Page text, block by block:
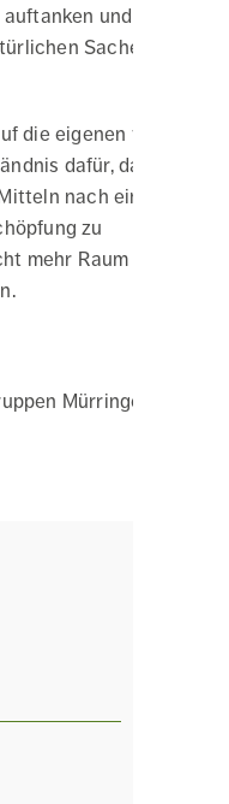
und Ruhe
Sache
die eigenen vier
dafür, das
nach einem
zu
mehr Raum für
Mürringen und